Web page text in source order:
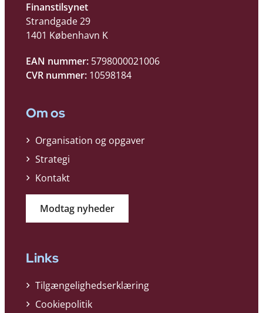
Finanstilsynet
Strandgade 29
1401 København K
EAN nummer: 5798000021006
CVR nummer: 10598184
Om os
Organisation og opgaver
Strategi
Kontakt
Modtag nyheder
Links
Tilgængelighedserklæring
Cookiepolitik